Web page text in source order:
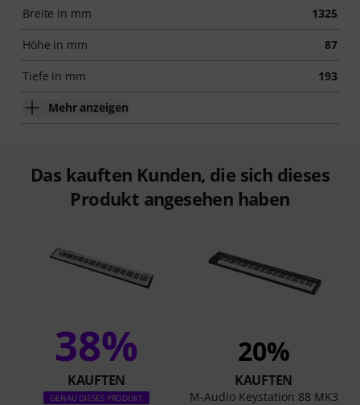
Breite in mm 1325
Höhe in mm 87
Tiefe in mm 193
Mehr anzeigen
Das kauften Kunden, die sich dieses
Produkt angesehen haben
38%
KAUFTEN
GENAU DIESES PRODUKT
20%
KAUFTEN
M-Audio Keystation 88 MK3